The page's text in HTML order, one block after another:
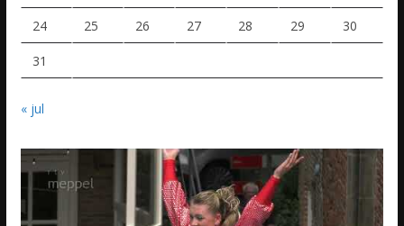
24 25 26 27 28 29 30
31
« jul